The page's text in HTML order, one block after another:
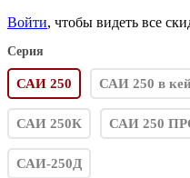
Войти, чтобы видеть все
Серия
САИ 250 САИ 250 в
САИ 250К САИ 250
САИ-250Д